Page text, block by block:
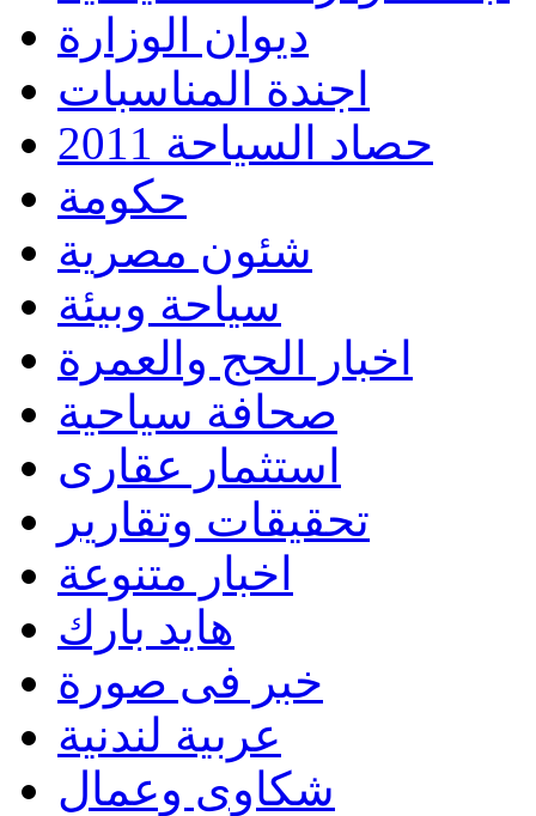
ديوان الوزارة
اجندة المناسبات
حصاد السياحة 2011
حكومة
شئون مصرية
سياحة وبيئة
اخبار الحج والعمرة
صحافة سياحية
استثمار عقارى
تحقيقات وتقارير
اخبار متنوعة
هايد بارك
خبر فى صورة
عربية لندنية
شكاوى وعمال